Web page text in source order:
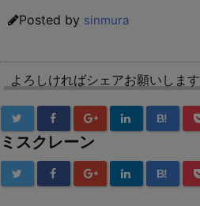
Posted by sinmura
よろしければシェアお願いします
B!
ミスクレーン
B!